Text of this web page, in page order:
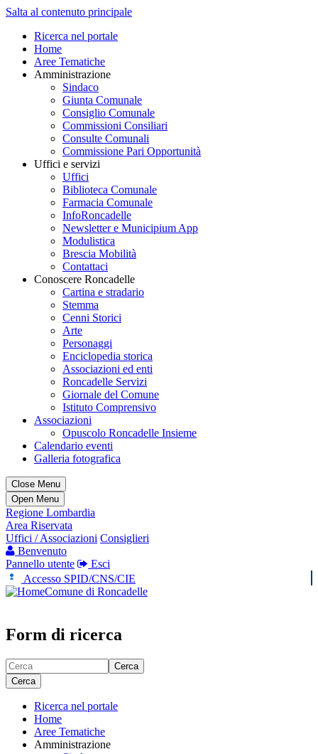
Salta al contenuto principale
Ricerca nel portale
Home
Aree Tematiche
Amministrazione
Sindaco
Giunta Comunale
Consiglio Comunale
Commissioni Consiliari
Consulte Comunali
Commissione Pari Opportunità
Uffici e servizi
Uffici
Biblioteca Comunale
Farmacia Comunale
InfoRoncadelle
Newsletter e Municipium App
Modulistica
Brescia Mobilità
Contattaci
Conoscere Roncadelle
Cartina e stradario
Stemma
Cenni Storici
Arte
Personaggi
Enciclopedia storica
Associazioni ed enti
Roncadelle Servizi
Giornale del Comune
Istituto Comprensivo
Associazioni
Opuscolo Roncadelle Insieme
Calendario eventi
Galleria fotografica
Close Menu
Open Menu
Regione Lombardia
Area Riservata
Uffici / Associazioni Consiglieri
Benvenuto
Pannello utente
Esci
Accesso SPID/CNS/CIE
Comune di Roncadelle
Form di ricerca
Cerca
Cerca
Ricerca nel portale
Home
Aree Tematiche
Amministrazione